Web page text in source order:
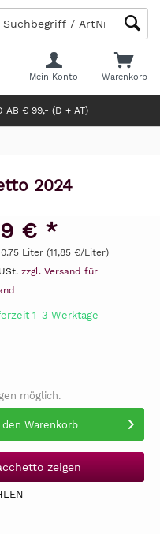
AB € 99,- (D + AT)
Warenkorb
Mein Konto
2024
€ *
0.75 Liter (11,85 €/Liter)
zzgl. Versand für
1-3 Werktage
möglich.
den Warenkorb
zeigen